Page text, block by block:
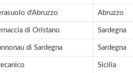
d'Abruzzo Abruzzo
di Oristano Sardegna
di Sardegna Sardegna
Sicilia